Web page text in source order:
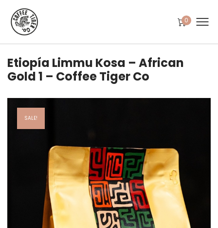
0
Etiopía Limmu Kosa – African
Gold 1 – Coffee Tiger Co
SALE!